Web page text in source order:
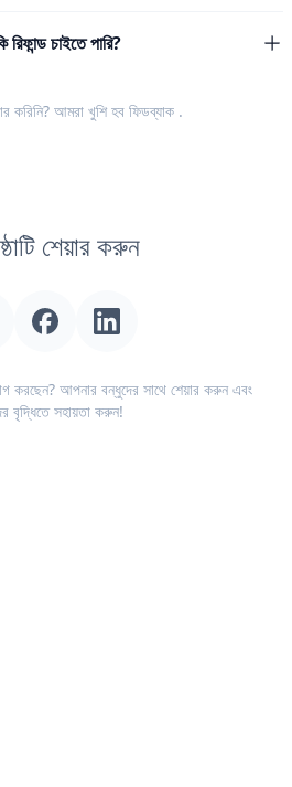
রিফান্ড চাইতে পারি?
করিনি? আমরা খুশি হব ফিডব্যাক .
শেয়ার করুন
করছেন? আপনার বন্ধুদের সাথে শেয়ার করুন এবং
বৃদ্ধিতে সহায়তা করুন!